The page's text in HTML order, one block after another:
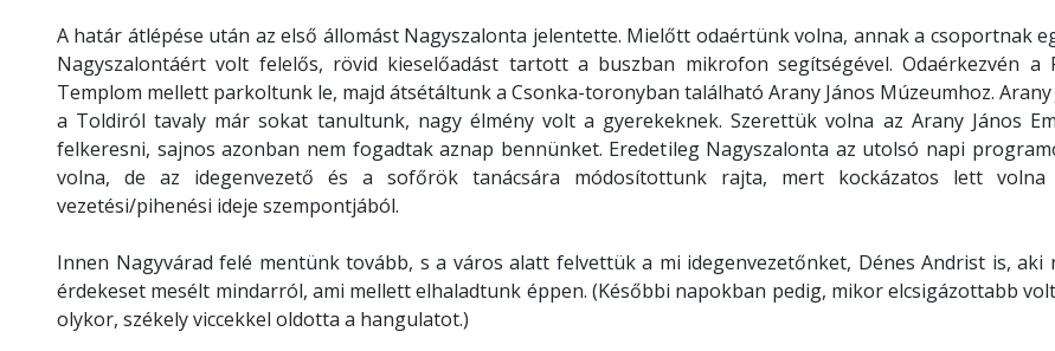
A határ átlépése után az első állomást Nagyszalonta jelentette. Mielőtt odaértünk volna, annak a csoportnak
Nagyszalontáért volt felelős, rövid kieselőadást tartott a buszban mikrofon segítségével. Odaérkezvén a
Templom mellett parkoltunk le, majd átsétáltunk a Csonka-toronyban található Arany János Múzeumhoz. Arany
a Toldiról tavaly már sokat tanultunk, nagy élmény volt a gyerekeknek. Szerettük volna az Arany János
felkeresni, sajnos azonban nem fogadtak aznap bennünket. Eredetileg Nagyszalonta az utolsó napi
volna, de az idegenvezető és a sofőrök tanácsára módosítottunk rajta, mert kockázatos lett
vezetési/pihenési ideje szempontjából.
Innen Nagyvárad felé mentünk tovább, s a város alatt felvettük a mi idegenvezetőnket, Dénes Andrist is, aki
érdekeset mesélt mindarról, ami mellett elhaladtunk éppen. (Későbbi napokban pedig, mikor elcsigázottabb
olykor, székely viccekkel oldotta a hangulatot.)